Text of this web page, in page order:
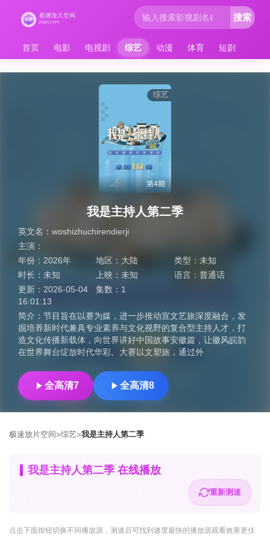
首页 电影 电视剧 综艺 动漫 体育 短剧
搜索
综艺
第4期
我是主持人第二季
英文名： woshizhuchirendierji
主演：
年份： 2026年 地区： 大陆 类型： 未知
时长： 未知 上映：未知 语言： 普通话
更新： 2026-05-04
16:01:13
集数： 1
简介： 节目旨在以赛为媒，进一步推动宣文艺旅深度融合，发
掘培养新时代兼具专业素养与文化视野的复合型主持人才，打
造文化传播新载体，向世界讲好中国故事安徽篇，让徽风皖韵
在世界舞台绽放时代华彩。大赛以文塑旅，通过外
全高清7 全高清8
极速放片空间>综艺>我是主持人第二季
我是主持人第二季 在线播放
重新测速
点击下面按钮切换不同播放源 ，测速后可找到速度最快的播放源观看效果更佳